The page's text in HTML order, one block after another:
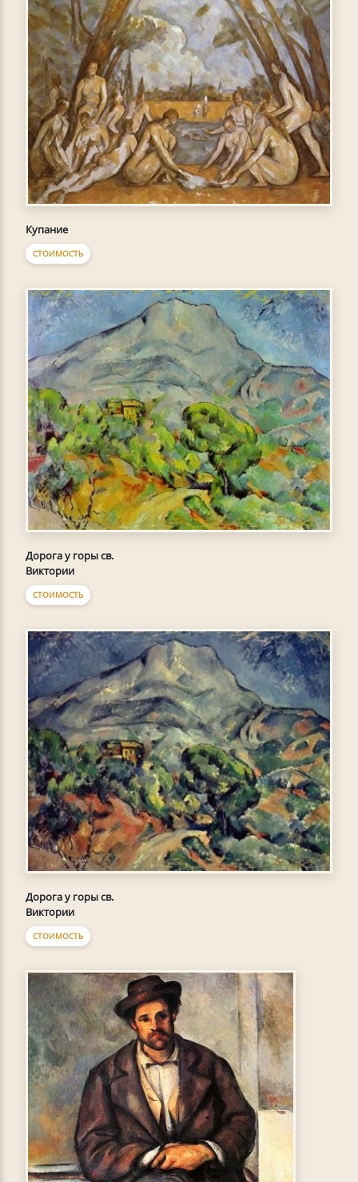
Купание
СТОИМОСТЬ
Дорога у горы св.
Виктории
СТОИМОСТЬ
Дорога у горы св.
Виктории
СТОИМОСТЬ